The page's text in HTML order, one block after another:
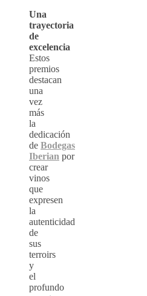
Una
trayectoria
de
excelencia
Estos
premios
destacan
una
vez
más
la
dedicación
de Bodegas
Iberian por
crear
vinos
que
expresen
la
autenticidad
de
sus
terroirs
y
el
profundo